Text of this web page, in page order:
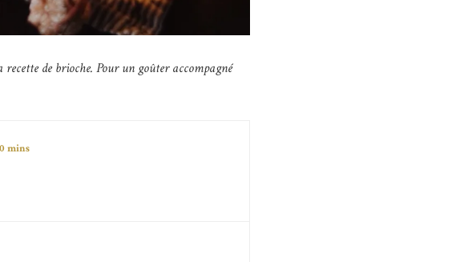
recette de brioche. Pour un goûter accompagné
mins